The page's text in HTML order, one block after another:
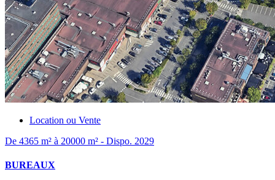
Location ou Vente
De 4365 m² à 20000 m² - Dispo. 2029
BUREAUX